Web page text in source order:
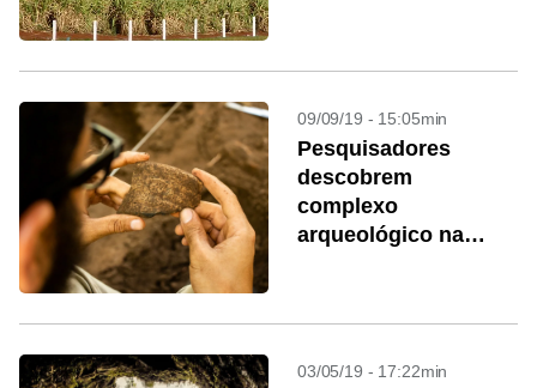
09/09/19 - 15:05min
Pesquisadores
descobrem
complexo
arqueológico na
03/05/19 - 17:22min